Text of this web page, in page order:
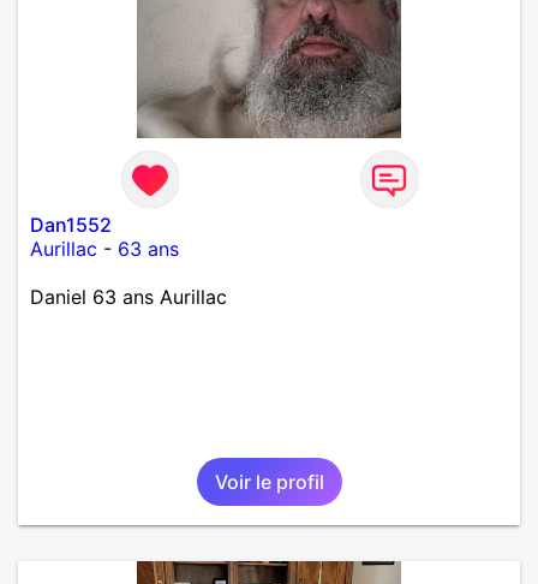
Dan1552
Aurillac - 63 ans
Daniel 63 ans Aurillac
Voir le profil